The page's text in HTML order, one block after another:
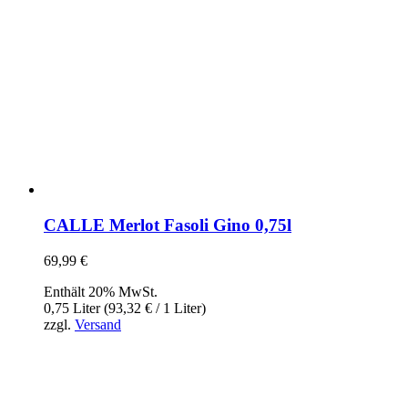
CALLE Merlot Fasoli Gino 0,75l
69,99 €
Enthält 20% MwSt.
0,75 Liter (93,32 € / 1 Liter)
zzgl. Versand